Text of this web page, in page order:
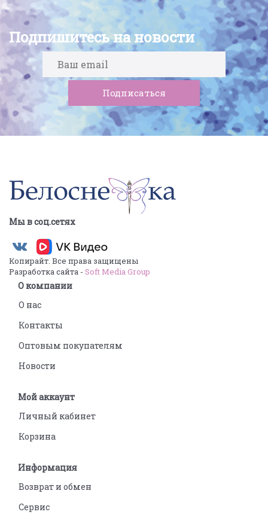
Подпишитесь на новости
Мы в соц.сетях
Копирайт. Все права защищены
Разработка сайта - Soft Media Group
О компании
О нас
Контакты
Оптовым покупателям
Новости
Мой аккаунт
Личный кабинет
Корзина
Информация
Возврат и обмен
Сервис